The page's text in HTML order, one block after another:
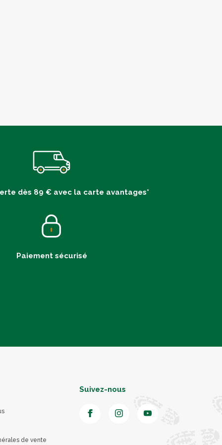
dès 89 € avec la carte avantages*
Paiement sécurisé
de vente
Suivez-nous